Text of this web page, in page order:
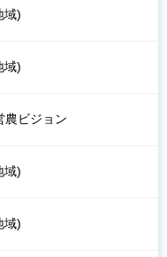
域)
域)
農ビジョン
域)
域)